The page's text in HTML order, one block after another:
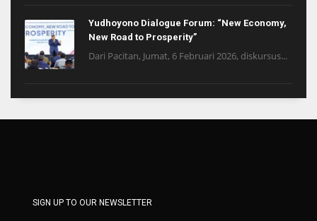
Yudhoyono Dialogue Forum: “New Economy,
New Road to Prosperity”
Dari Pacitan, Jumat, 6 Februari 2026, diskursus...
SIGN UP TO OUR NEWSLETTER